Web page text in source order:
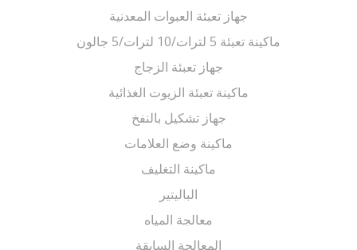
جهاز تعبئة العبوات المعدنية
ماكينة تعبئة 5 لترات/10 لترات/5 جالون
جهاز تعبئة الزجاج
ماكينة تعبئة الزيوت الغذائية
جهاز تشكيل بالنفخ
ماكينة وضع العلامات
ماكينة التغليف
الباليتير
معالجة المياه
المعالجة السابقة